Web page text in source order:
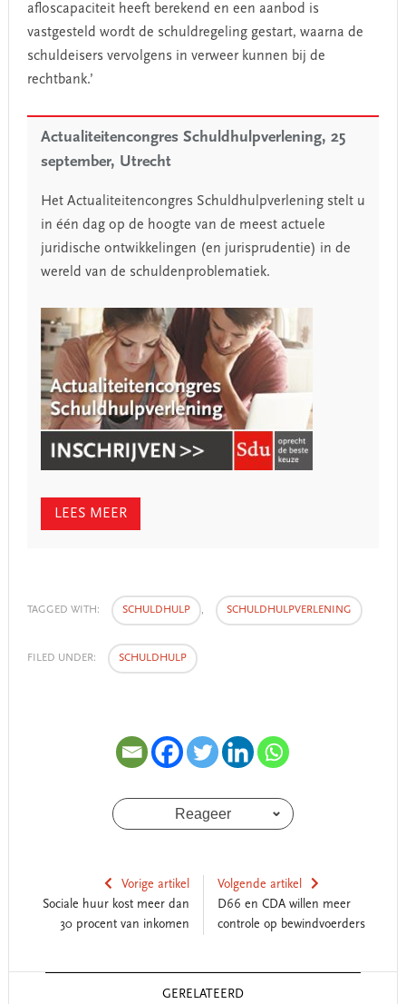
afloscapaciteit heeft berekend en een aanbod is
vastgesteld wordt de schuldregeling gestart, waarna de
schuldeisers vervolgens in verweer kunnen bij de
rechtbank.’
Actualiteitencongres Schuldhulpverlening, 25
september, Utrecht
Het Actualiteitencongres Schuldhulpverlening stelt u
in één dag op de hoogte van de meest actuele
juridische ontwikkelingen (en jurisprudentie) in de
wereld van de schuldenproblematiek.
LEES MEER
TAGGED WITH: SCHULDHULP , SCHULDHULPVERLENING
FILED UNDER: SCHULDHULP
Reageer
Vorige artikel
Sociale huur kost meer dan
30 procent van inkomen
Volgende artikel
D66 en CDA willen meer
controle op bewindvoerders
GERELATEERD